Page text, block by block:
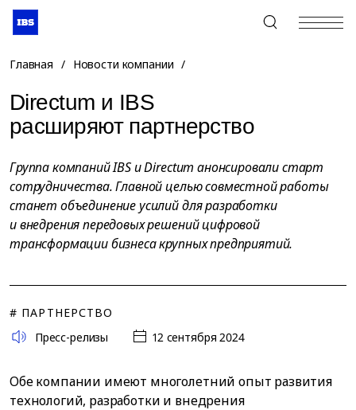
+7 (495) 967-80-80
Главная / Новости компании /
Directum и IBS
расширяют партнерство
Группа компаний IBS и Directum анонсировали старт
сотрудничества. Главной целью совместной работы
станет объединение усилий для разработки
и внедрения передовых решений цифровой
трансформации бизнеса крупных предприятий.
# ПАРТНЕРСТВО
Пресс-релизы
12 сентября 2024
Обе компании имеют многолетний опыт развития
технологий, разработки и внедрения